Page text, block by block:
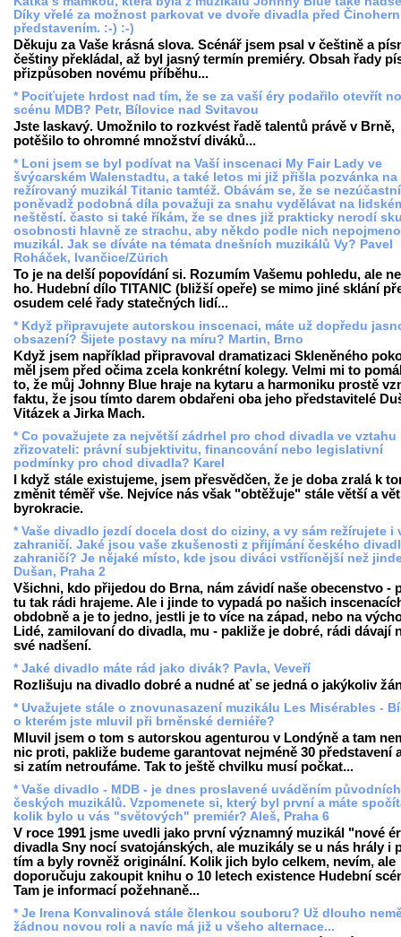
Díky vřelé za možnost parkovat ve dvoře divadla před
představením. :-) :-)
Děkuju za Vaše krásná slova. Scénář jsem psal v češtině a
češtiny překládal, až byl jasný termín premiéry. Obsah řady
přizpůsoben novému příběhu...
* Pociťujete hrdost nad tím, že se za vaší éry podařilo otevřít
scénu MDB? Petr, Bílovice nad Svitavou
Jste laskavý. Umožnilo to rozkvést řadě talentů právě v Brně,
potěšilo to ohromné množství diváků...
* Loni jsem se byl podívat na Vaší inscenaci My Fair Lady ve
švýcarském Walenstadtu, a také letos mi již přišla pozvánka na
režírovaný muzikál Titanic tamtéž. Obávám se, že se
poněvadž podobná díla považuji za snahu vydělávat na
neštěstí. často si také říkám, že se dnes již prakticky nerodí
osobnosti hlavně ze strachu, aby někdo podle nich
muzikál. Jak se díváte na témata dnešních muzikálů Vy? Pavel
Roháček, Ivančice/Zürich
To je na delší popovídání si. Rozumím Vašemu pohledu, ale
ho. Hudební dílo TITANIC (bližší opeře) se mimo jiné sklání
osudem celé řady statečných lidí...
* Když připravujete autorskou inscenaci, máte už dopředu
obsazení? Šijete postavy na míru? Martin, Brno
Když jsem například připravoval dramatizaci Skleněného
měl jsem před očima zcela konkrétní kolegy. Velmi mi to
to, že můj Johnny Blue hraje na kytaru a harmoniku prostě
faktu, že jsou tímto darem obdařeni oba jeho představitelé
Vitázek a Jirka Mach.
* Co považujete za největší zádrhel pro chod divadla ve vztahu
zřizovateli: právní subjektivitu, financování nebo legislativní
podmínky pro chod divadla? Karel
I když stále existujeme, jsem přesvědčen, že je doba zralá k
změnit téměř vše. Nejvíce nás však "obtěžuje" stále větší a
byrokracie.
* Vaše divadlo jezdí docela dost do ciziny, a vy sám režírujete i
zahraničí. Jaké jsou vaše zkušenosti z přijímání českého
zahraničí? Je nějaké místo, kde jsou diváci vstřícnější než
Dušan, Praha 2
Všichni, kdo přijedou do Brna, nám závidí naše obecenstvo -
tu tak rádi hrajeme. Ale i jinde to vypadá po našich
obdobně a je to jedno, jestli je to více na západ, nebo na
Lidé, zamilovaní do divadla, mu - pakliže je dobré, rádi dávají
své nadšení.
* Jaké divadlo máte rád jako divák? Pavla, Veveří
Rozlišuju na divadlo dobré a nudné ať se jedná o jakýkoliv
* Uvažujete stále o znovunasazení muzikálu Les Misérables -
o kterém jste mluvil při brněnské derniéře?
Mluvil jsem o tom s autorskou agenturou v Londýně a tam
nic proti, pakliže budeme garantovat nejméně 30 představení
si zatím netroufáme. Tak to ještě chvilku musí počkat...
* Vaše divadlo - MDB - je dnes proslavené uváděním původních
českých muzikálů. Vzpomenete si, který byl první a máte
kolik bylo u vás "světových" premiér? Aleš, Praha 6
V roce 1991 jsme uvedli jako první významný muzikál "nové
divadla Sny nocí svatojánských, ale muzikály se u nás hrály i
tím a byly rovněž originální. Kolik jich bylo celkem, nevím, ale
doporučuju zakoupit knihu o 10 letech existence Hudební
Tam je informací požehnaně...
* Je Irena Konvalinová stále členkou souboru? Už dlouho
žádnou novou roli a navíc má již u všeho alternace...